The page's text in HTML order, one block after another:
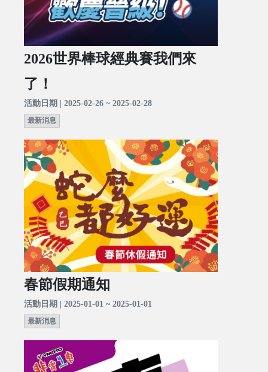
2026世界棒球經典賽我們來
了！
活動日期 | 2025-02-26 ~ 2025-02-28
最新消息
春節假期通知
活動日期 | 2025-01-01 ~ 2025-01-01
最新消息